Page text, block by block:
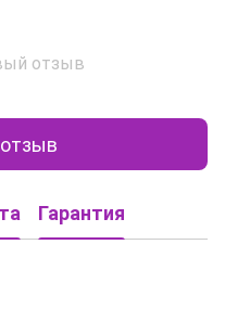
отзыв
Гарантия